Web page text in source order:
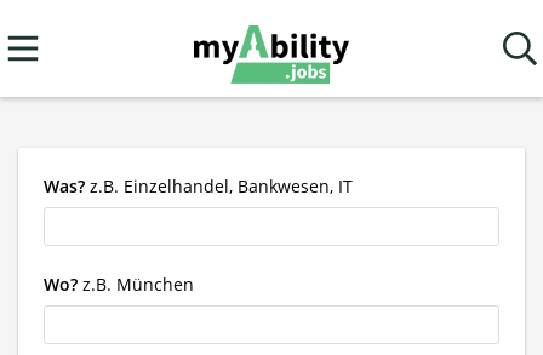
Was? z.B. Einzelhandel, Bankwesen, IT
Wo? z.B. München